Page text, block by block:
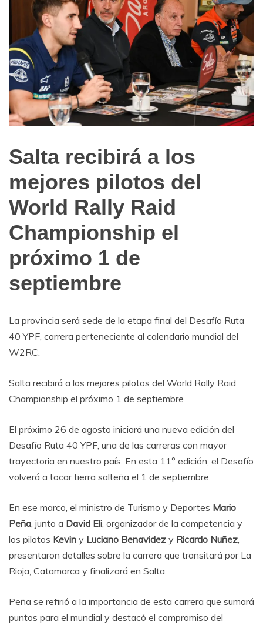
Noticias
Turismo
Salta recibirá a los
mejores pilotos del
World Rally Raid
Championship el
próximo 1 de
septiembre
La provincia será sede de la etapa final del Desafío Ruta
40 YPF, carrera perteneciente al calendario mundial del
W2RC.
Salta recibirá a los mejores pilotos del World Rally Raid
Championship el próximo 1 de septiembre
El próximo 26 de agosto iniciará una nueva edición del
Desafío Ruta 40 YPF, una de las carreras con mayor
trayectoria en nuestro país. En esta 11° edición, el Desafío
volverá a tocar tierra salteña el 1 de septiembre.
En ese marco, el ministro de Turismo y Deportes Mario
Peña , junto a David Eli , organizador de la competencia y
los pilotos Kevin y Luciano Benavidez y Ricardo Nuñez
presentaron detalles sobre la carrera que transitará por La
Rioja, Catamarca y finalizará en Salta.
Peña se refirió a la importancia de esta carrera que sumará
puntos para el mundial y destacó el compromiso del